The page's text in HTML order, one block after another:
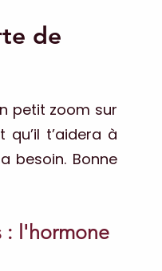
de
petit zoom sur
t’aidera à
besoin. Bonne
: l'hormone